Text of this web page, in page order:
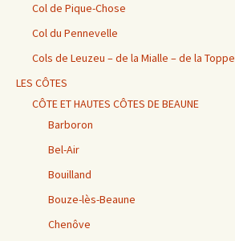
Col de Pique-Chose
Col du Pennevelle
Cols de Leuzeu – de la Mialle – de la Toppe
LES CÔTES
CÔTE ET HAUTES CÔTES DE BEAUNE
Barboron
Bel-Air
Bouilland
Bouze-lès-Beaune
Chenôve